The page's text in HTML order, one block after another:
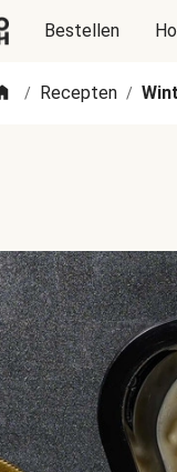
Bestellen
/ Recepten /